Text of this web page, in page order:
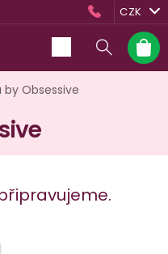
CZK
košík
by Obsessive